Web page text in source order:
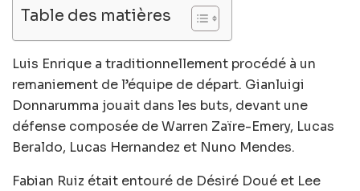
Table des matières
Luis Enrique a traditionnellement procédé à un
remaniement de l’équipe de départ. Gianluigi
Donnarumma jouait dans les buts, devant une
défense composée de Warren Zaïre-Emery, Lucas
Beraldo, Lucas Hernandez et Nuno Mendes.
Fabian Ruiz était entouré de Désiré Doué et Lee